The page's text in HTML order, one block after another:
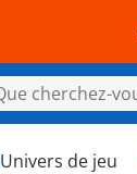
Univers de jeu